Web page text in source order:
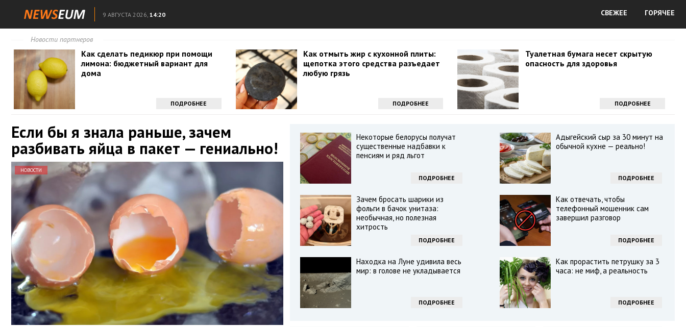
9 АВГУСТА 2026, 14:20 СВЕЖЕЕ ГОРЯЧЕЕ
Новости партнеров
Как сделать педикюр при помощи
лимона: бюджетный вариант для
дома
ПОДРОБНЕЕ
Как отмыть жир с кухонной плиты:
щепотка этого средства разъедает
любую грязь
ПОДРОБНЕЕ
Туалетная бумага несет скрытую
опасность для здоровья
ПОДРОБНЕЕ
Если бы я знала раньше, зачем
разбивать яйца в пакет — гениально!
НОВОСТИ
Некоторые белорусы получат
существенные надбавки к
пенсиям и ряд льгот
ПОДРОБНЕЕ
Адыгейский сыр за 30 минут на
обычной кухне — реально!
ПОДРОБНЕЕ
Зачем бросать шарики из
фольги в бачок унитаза:
необычная, но полезная
хитрость
ПОДРОБНЕЕ
Как отвечать, чтобы
телефонный мошенник сам
завершил разговор
ПОДРОБНЕЕ
Находка на Луне удивила весь
мир: в голове не укладывается
ПОДРОБНЕЕ
Как прорастить петрушку за 3
часа: не миф, а реальность
ПОДРОБНЕЕ